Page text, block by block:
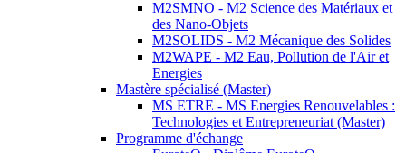
M2SMNO - M2 Science des Matériaux et
des Nano-Objets
M2SOLIDS - M2 Mécanique des Solides
M2WAPE - M2 Eau, Pollution de l'Air et
Energies
Mastère spécialisé (Master)
MS ETRE - MS Energies Renouvelables :
Technologies et Entrepreneuriat (Master)
Programme d'échange